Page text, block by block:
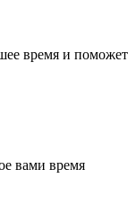
время и поможет
вами время